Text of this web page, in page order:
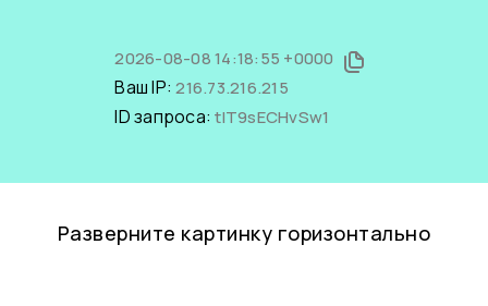
2026-08-08 14:18:55 +0000
Ваш IP:216.73.216.215
ID запроса:tIT9sECHvSw1
Разверните картинку горизонтально